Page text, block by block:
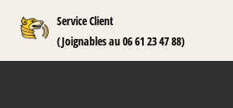
Service Client
(Joignables au 06 61 23 47 88)